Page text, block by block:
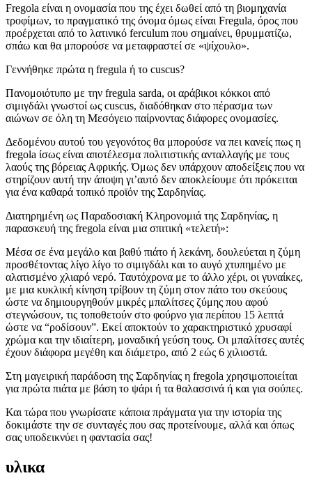
Fregola είναι η ονομασία που της έχει δωθεί από τη βιομηχανία
τροφίμων, το πραγματικό της όνομα όμως είναι Fregula, όρος που
προέρχεται από το λατινικό ferculum που σημαίνει, θρυμματίζω,
σπάω και θα μπορούσε να μεταφραστεί σε «ψίχουλο».
Γεννήθηκε πρώτα η fregula ή το cuscus?
Πανομοιότυπο με την fregula sarda, οι αράβικοι κόκκοι από
σιμιγδάλι γνωστοί ως cuscus, διαδόθηκαν στο πέρασμα των
αιώνων σε όλη τη Μεσόγειο παίρνοντας διάφορες ονομασίες.
Δεδομένου αυτού του γεγονότος θα μπορούσε να πει κανείς πως η
fregola ίσως είναι αποτέλεσμα πολιτιστικής ανταλλαγής με τους
λαούς της βόρειας Αφρικής. Όμως δεν υπάρχουν αποδείξεις που να
στηρίζουν αυτή την άποψη γι’αυτό δεν αποκλείουμε ότι πρόκειται
για ένα καθαρά τοπικό προϊόν της Σαρδηνίας.
Διατηρημένη ως Παραδοσιακή Κληρονομιά της Σαρδηνίας, η
παρασκευή της fregola είναι μια σπιτική «τελετή»:
Μέσα σε ένα μεγάλο και βαθύ πιάτο ή λεκάνη, δουλεύεται η ζύμη
προσθέτοντας λίγο λίγο το σιμιγδάλι και το αυγό χτυπημένο με
αλατισμένο χλιαρό νερό. Ταυτόχρονα με το άλλο χέρι, οι γυναίκες,
με μια κυκλική κίνηση τρίβουν τη ζύμη στον πάτο του σκεύους
ώστε να δημιουργηθούν μικρές μπαλίτσες ζύμης που αφού
στεγνώσουν, τις τοποθετούν στο φούρνο για περίπου 15 λεπτά
ώστε να “ροδίσουν”. Εκεί αποκτούν το χαρακτηριστικό χρυσαφί
χρώμα και την ιδιαίτερη, μοναδική γεύση τους. Οι μπαλίτσες αυτές
έχουν διάφορα μεγέθη και διάμετρο, από 2 εώς 6 χιλιοστά.
Στη μαγειρική παράδοση της Σαρδηνίας η fregola χρησιμοποιείται
για πρώτα πιάτα με βάση το ψάρι ή τα θαλασσινά ή και για σούπες.
Και τώρα που γνωρίσατε κάποια πράγματα για την ιστορία της
δοκιμάστε την σε συνταγές που σας προτείνουμε, αλλά και όπως
σας υποδεικνύει η φαντασία σας!
υλικα